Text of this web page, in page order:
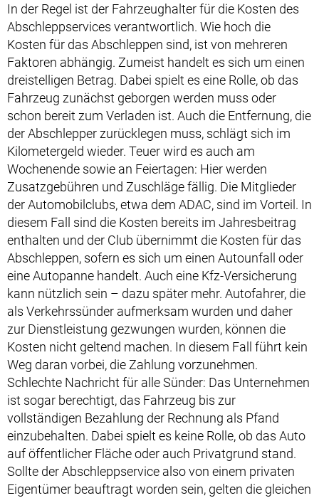
In der Regel ist der Fahrzeughalter für die Kosten des
Abschleppservices verantwortlich. Wie hoch die
Kosten für das Abschleppen sind, ist von mehreren
Faktoren abhängig. Zumeist handelt es sich um einen
dreistelligen Betrag. Dabei spielt es eine Rolle, ob das
Fahrzeug zunächst geborgen werden muss oder
schon bereit zum Verladen ist. Auch die Entfernung, die
der Abschlepper zurücklegen muss, schlägt sich im
Kilometergeld wieder. Teuer wird es auch am
Wochenende sowie an Feiertagen: Hier werden
Zusatzgebühren und Zuschläge fällig. Die Mitglieder
der Automobilclubs, etwa dem ADAC, sind im Vorteil. In
diesem Fall sind die Kosten bereits im Jahresbeitrag
enthalten und der Club übernimmt die Kosten für das
Abschleppen, sofern es sich um einen Autounfall oder
eine Autopanne handelt. Auch eine Kfz-Versicherung
kann nützlich sein – dazu später mehr. Autofahrer, die
als Verkehrssünder aufmerksam wurden und daher
zur Dienstleistung gezwungen wurden, können die
Kosten nicht geltend machen. In diesem Fall führt kein
Weg daran vorbei, die Zahlung vorzunehmen.
Schlechte Nachricht für alle Sünder: Das Unternehmen
ist sogar berechtigt, das Fahrzeug bis zur
vollständigen Bezahlung der Rechnung als Pfand
einzubehalten. Dabei spielt es keine Rolle, ob das Auto
auf öffentlicher Fläche oder auch Privatgrund stand.
Sollte der Abschleppservice also von einem privaten
Eigentümer beauftragt worden sein, gelten die gleichen